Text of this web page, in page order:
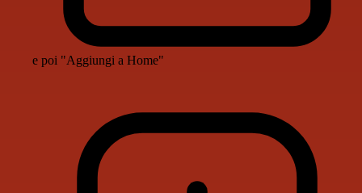
e poi "Aggiungi a Home"